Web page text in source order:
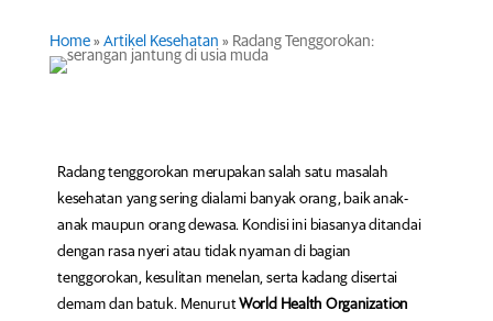
Home» Artikel Kesehatan » Radang Tenggorokan:
Penyebab, Gejala, dan Cara Mengatasinya
Radang tenggorokan merupakan salah satu masalah
kesehatan yang sering dialami banyak orang, baik anak-
anak maupun orang dewasa. Kondisi ini biasanya ditandai
dengan rasa nyeri atau tidak nyaman di bagian
tenggorokan, kesulitan menelan, serta kadang disertai
demam dan batuk. MenurutWorld Health Organization